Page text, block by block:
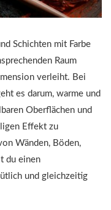
Schichten mit Farbe
Raum
verleiht. Bei
es darum, warme und
Oberflächen und
Effekt zu
Wänden, Böden,
du einen
und gleichzeitig